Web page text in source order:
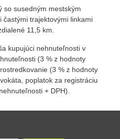
so susedným mestským
trajektovými linkami
11,5 km.
kupujúci nehnuteľnosti v
(3 % z hodnoty
(3 % z hodnoty
poplatok za registráciu
+ DPH).